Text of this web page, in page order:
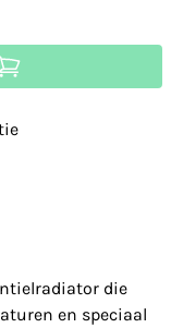
die
en speciaal